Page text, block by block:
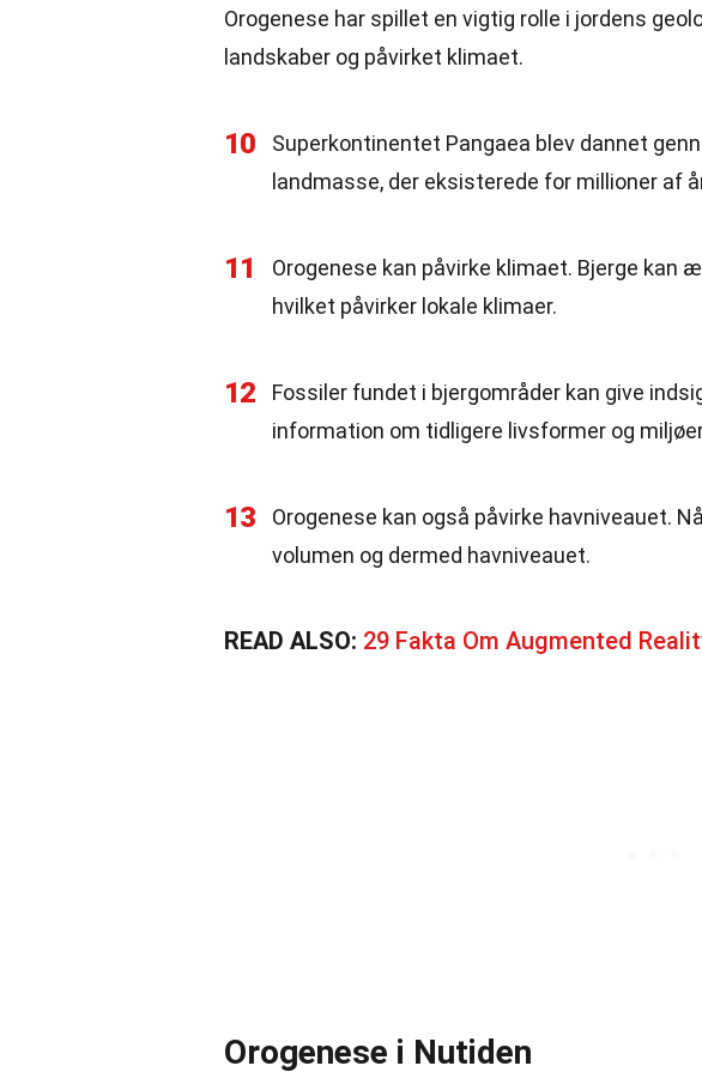
Orogenese har spillet en vigtig rolle i jordens
landskaber og påvirket klimaet.
10
Superkontinentet Pangaea blev dannet
landmasse, der eksisterede for millioner af
11
Orogenese kan påvirke klimaet. Bjerge kan
hvilket påvirker lokale klimaer.
12
Fossiler fundet i bjergområder kan give
information om tidligere livsformer og
13
Orogenese kan også påvirke havniveauet.
volumen og dermed havniveauet.
READ ALSO: 29 Fakta Om Augmented
Orogenese i Nutiden